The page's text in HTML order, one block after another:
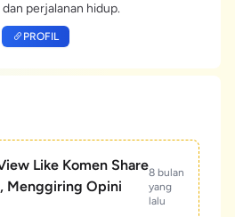
perjalanan hidup.
PROFIL
Like Komen Share
Menggiring Opini
8 bulan
yang
lalu